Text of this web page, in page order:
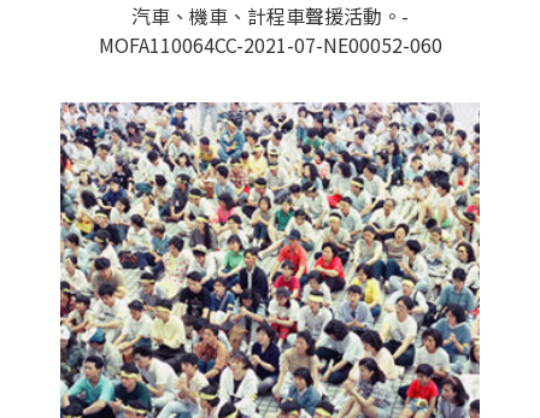
汽車、機車、計程車聲援活動。-
MOFA110064CC-2021-07-NE00052-060